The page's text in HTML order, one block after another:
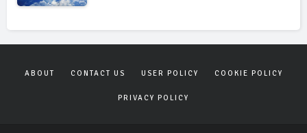
ABOUT CONTACT US USER POLICY COOKIE POLICY
PRIVACY POLICY